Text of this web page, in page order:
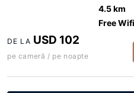
4.5 km
Free Wifi
DE LA USD 102
pe cameră / pe noapte